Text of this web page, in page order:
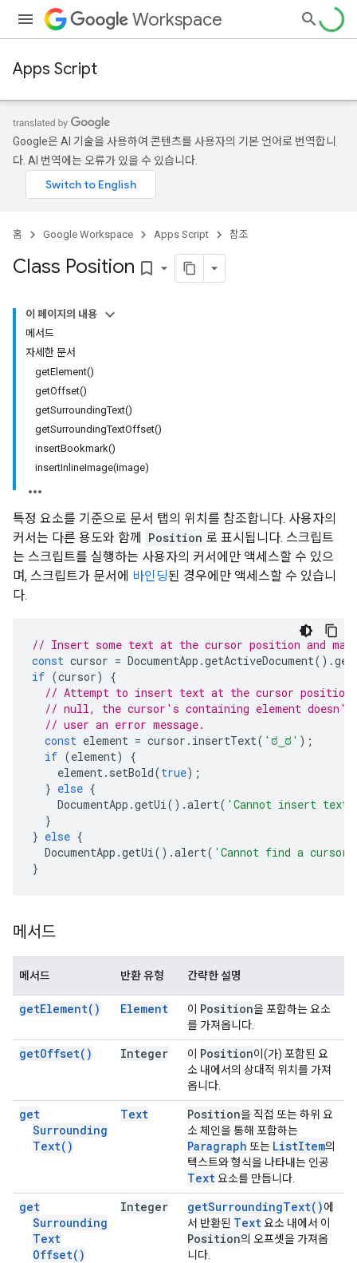
Workspace
Apps Script
Google은 AI 기술을 사용하여 콘텐츠를 사용자의 기본 언어로 번역합니
다. AI 번역에는 오류가 있을 수 있습니다.
홈 Google Workspace Apps Script 참조
Class Position bookmark_border
이 페이지의 내용
메서드
자세한 문서
getElement()
getOffset()
getSurroundingText()
getSurroundingTextOffset()
insertBookmark()
insertInlineImage(image)
특정 요소를 기준으로 문서 탭의 위치를 참조합니다. 사용자의
커서는 다른 용도와 함께
Position 로 표시됩니다. 스크립트
는 스크립트를 실행하는 사용자의 커서에만 액세스할 수 있으
며, 스크립트가 문서에 바인딩된 경우에만 액세스할 수 있습니
다.
// Insert some text at the cursor position and
const cursor = DocumentApp .getActiveDocument().
if (cursor)
{
// Attempt to insert text at the cursor
// null, the cursor's containing element doesn't
// user an error message.
const element = cursor . insertText( 'ಠ‿ಠ' );
if (element)
{
element. setBold(true);
} else {
DocumentApp .getUi().alert( 'Cannot insert text
}
} else {
DocumentApp .getUi().alert( 'Cannot find a
}
메서드
메서드 반환 유형 간략한 설명
getElement( ) Element 이 Position을 포함하는 요소
를 가져옵니다.
getOffset( ) Integer 이 Position이(가) 포함된 요
소 내에서의 상대적 위치를 가져
옵니다.
get
Surrounding
Text( )
Text Position을 직접 또는 하위 요
소 체인을 통해 포함하는
Paragraph 또는 ListItem의
텍스트와 형식을 나타내는 인공
Text요소를 만듭니다.
get
Surrounding
Text
Offset( )
Integer getSurroundingText( )에
서 반환된 Text요소 내에서 이
Position의 오프셋을 가져옵
니다.